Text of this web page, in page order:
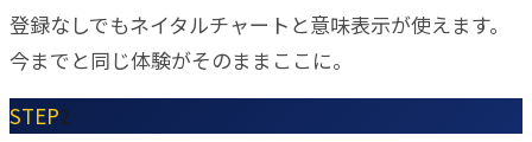
登録なしでもネイタルチャートと意味表示が使えます。
今までと同じ体験がそのままここに。
STEP2